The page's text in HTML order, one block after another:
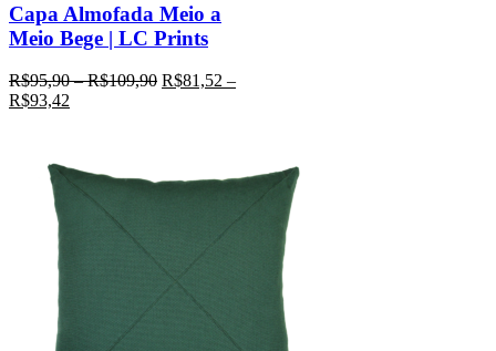
Capa Almofada Meio a
Meio Bege | LC Prints
R$95,90–R$109,90 R$81,52 –
R$93,42